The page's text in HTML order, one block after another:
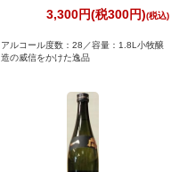
3,300円(税300円)
アルコール度数：28／容量：1.8L小牧醸
造の威信をかけた逸品